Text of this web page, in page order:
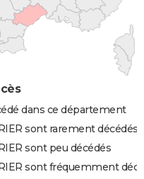
dans ce département
sont rarement décédés
sont peu décédés
sont fréquemment